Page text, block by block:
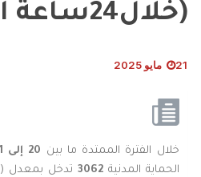
(خلال24ساعة الأخيرة
21 مايو 2025
خلال الفترة الممتدة ما بين 20 إلى 21
الحماية المدنية3062 تدخل بمعدل (